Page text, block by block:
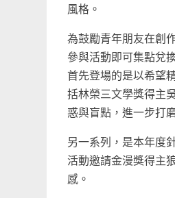
風格。
為鼓勵青年朋友在創
參與活動即可集點兌
首先登場的是以希望
括林榮三文學獎得主
惑與盲點，進一步打
另一系列，是本年度
活動邀請金漫獎得主
感。